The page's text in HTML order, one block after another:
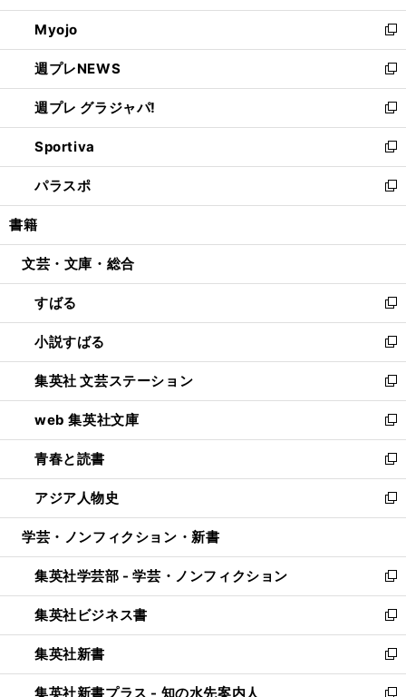
開
く
ウ
で
開
く
ン
ド
ウ
で
開
く
ウ
ィ
ン
ド
ウ
で
開
く
Myojo
新
し
い
ウ
ィ
ン
ド
ウ
で
開
週プレNEWS
新
し
い
ウ
ィ
ン
ド
ウ
開
週プレ グラジャパ!
新
し
い
ウ
ィ
ン
ウ
開
く
Sportiva
新
し
い
ウ
ン
ウ
で
開
く
パラスポ
新
し
ウ
ン
ド
ウ
で
開
く
書籍
文芸・文庫・総合
すばる
新
し
い
ウ
ィ
ン
ド
ウ
で
開
く
小説すばる
新
し
い
ウ
ィ
ン
ド
ウ
で
開
集英社 文芸ステーション
新
し
い
ウ
ィ
ン
ド
ウ
開
く
web 集英社文庫
新
し
い
ウ
ィ
ン
ウ
で
開
く
青春と読書
新
し
い
ウ
ン
ド
ウ
で
開
く
アジア人物史
新
し
ウ
ィ
ン
ド
ウ
で
開
く
学芸・ノンフィクション・新書
集英社学芸部 - 学芸・ノンフィクション
新
し
い
ウ
ィ
ン
集英社ビジネス書
新
し
い
ウ
集英社新書
新
し
集英社新書プラス - 知の水先案内人